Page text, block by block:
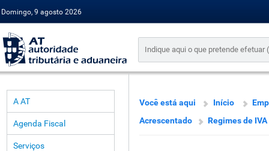
Domingo, 9 agosto 2026
A AT
Agenda Fiscal
Serviços
Você está aqui Início
Acrescentado
Regimes de IVA